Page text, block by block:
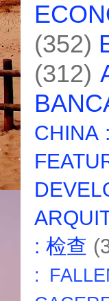
(352)
(312)
CHINA
: 检查
: